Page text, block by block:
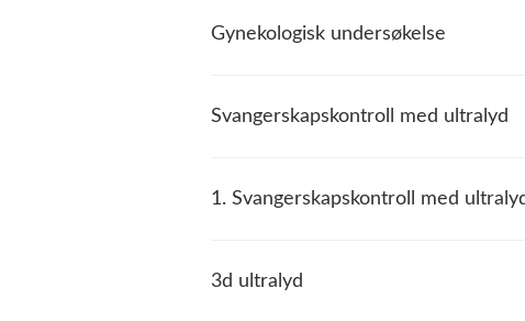
Gynekologisk undersøkelse
Svangerskapskontroll med ultralyd
1. Svangerskapskontroll med
3d ultralyd